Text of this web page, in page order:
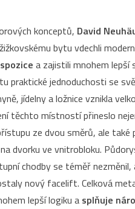
konceptů, David
bytu vdechli
a zajistili mnohem lepší
praktické jednoduchosti se
jídelny a ložnice vznikla
těchto místností přineslo
ze dvou směrů, ale
dvorku ve vnitrobloku.
chodby se téměř
nový facelift. Celková
lepší logiku a splňuje